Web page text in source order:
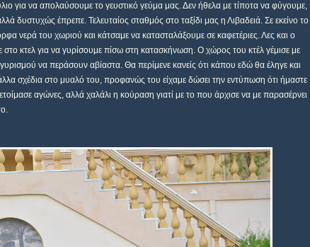
για να απολαύσουμε το γευστικό γεύμα μας. Δεν ήθελα με τίποτα να φύγουμε,
δυστυχώς έπρεπε. Τελευταίος σταθμός στο ταξίδι μας η Λιβαδειά. Σε εκείνο το
νερά του χωριού και κάτσαμε να κατασταλάξουμε σε καφετέριες. Λες και ο
στο κτελ για να γυρίσουμε πίσω στη κατασκήνωση. Ο χώρος του κτέλ γέμισε με
να περάσουν αβίαστα. Θα περίμενε κανείς ότι κάπου εδώ θα έληγε και
σχέδια στο μυαλό του, προφανώς του είχαμε δώσει την εντύπωση ότι ήμαστε
αγώνες, αλλά χαλάλι η κούραση γιατί με το που άρχισε να με παρασέρνει